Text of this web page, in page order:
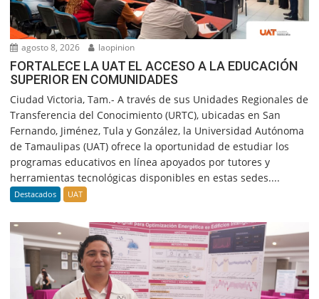
agosto 8, 2026 laopinion
FORTALECE LA UAT EL ACCESO A LA EDUCACIÓN
SUPERIOR EN COMUNIDADES
Ciudad Victoria, Tam.- A través de sus Unidades Regionales de
Transferencia del Conocimiento (URTC), ubicadas en San
Fernando, Jiménez, Tula y González, la Universidad Autónoma
de Tamaulipas (UAT) ofrece la oportunidad de estudiar los
programas educativos en línea apoyados por tutores y
herramientas tecnológicas disponibles en estas sedes....
Destacados UAT